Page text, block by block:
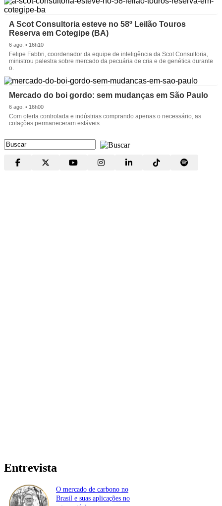
A Scot Consultoria esteve no 58º Leilão Touros
Reserva em Cotegipe (BA)
6 ago. • 16h10
Felipe Fabbri, coordenador da equipe de inteligência da Scot Consultoria,
ministrou palestra sobre mercado da pecuária de cria e de genética durante
o.
Mercado do boi gordo: sem mudanças em São Paulo
6 ago. • 16h00
Com oferta controlada e indústrias comprando apenas o necessário, as
cotações permaneceram estáveis.
Entrevista
O mercado de carbono no
Brasil e suas aplicações no